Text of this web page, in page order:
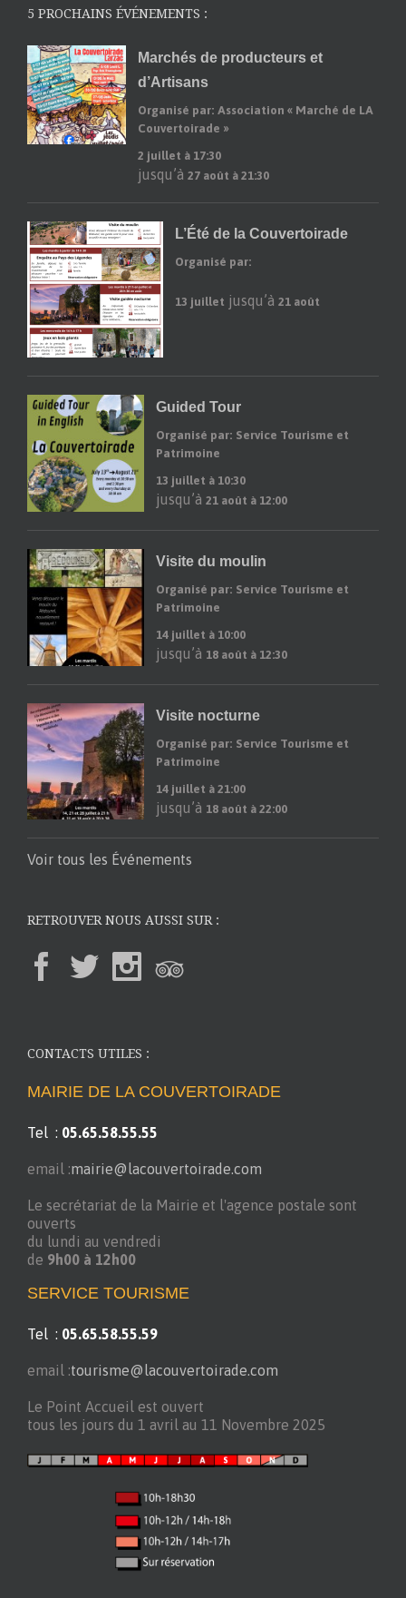
5 PROCHAINS ÉVÉNEMENTS :
Marchés de producteurs et
d’Artisans
Organisé par: Association « Marché de LA
Couvertoirade »
2 juillet à 17:30
jusqu’à27 août à 21:30
L’Été de la Couvertoirade
Organisé par:
13 juillet jusqu’à 21 août
Guided Tour
Organisé par: Service Tourisme et
Patrimoine
13 juillet à 10:30
jusqu’à 21 août à 12:00
Visite du moulin
Organisé par: Service Tourisme et
Patrimoine
14 juillet à 10:00
jusqu’à 18 août à 12:30
Visite nocturne
Organisé par: Service Tourisme et
Patrimoine
14 juillet à 21:00
jusqu’à 18 août à 22:00
Voir tous les Événements
RETROUVER NOUS AUSSI SUR :
CONTACTS UTILES :
MAIRIE DE LA COUVERTOIRADE
Tel : 05.65.58.55.55
email :mairie@lacouvertoirade.com
Le secrétariat de la Mairie et l'agence postale sont
ouverts
du lundi au vendredi
de 9h00 à 12h00
SERVICE TOURISME
Tel : 05.65.58.55.59
email :tourisme@lacouvertoirade.com
Le Point Accueil est ouvert
tous les jours du 1 avril au 11 Novembre 2025